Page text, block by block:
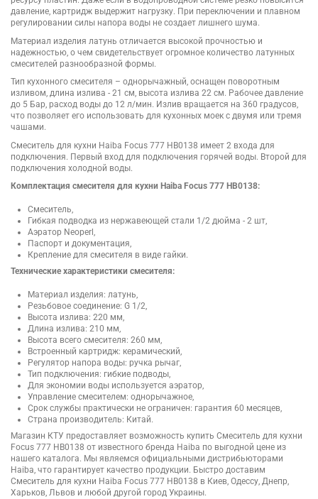
давление, картридж выдержит нагрузку. При переключении и плавном
регулировании силы напора воды не создает лишнего шума.
Материал изделия латунь отличается высокой прочностью и
надежностью, о чем свидетельствует огромное количество латунных
смесителей разнообразной формы.
Тип кухонного смесителя – однорычажный, оснащен поворотным
изливом, длина излива - 21 см, высота излива 22 см. Рабочее давление
до 5 Бар, расход воды до 12 л/мин. Излив вращается на 360 градусов,
что позволяет его использовать для кухонных моек с двумя или тремя
чашами.
Смеситель для кухни Haiba Focus 777 HB0138 имеет 2 входа для
подключения. Первый вход для подключения горячей воды. Второй для
подключения холодной воды.
Комплектация смесителя для кухни Haiba Focus 777 HB0138:
Смеситель,
Гибкая подводка из нержавеющей стали 1/2 дюйма - 2 шт,
Аэратор Neoperl,
Паспорт и документация,
Крепление для смесителя в виде гайки.
Технические характеристики смесителя:
Материал изделия: латунь,
Резьбовое соединение: G 1/2,
Высота излива: 220 мм,
Длина излива: 210 мм,
Высота всего смесителя: 260 мм,
Встроенный картридж: керамический,
Регулятор напора воды: ручка рычаг,
Тип подключения: гибкие подводы,
Для экономии воды используется аэратор,
Управление смесителем: однорычажное,
Срок службы практически не ограничен: гарантия 60 месяцев,
Страна производитель: Китай.
Магазин КТУ предоставляет возможность купить Смеситель для кухни
Focus 777 HB0138 от известного бренда Haiba по выгодной цене из
нашего каталога. Мы являемся официальными дистрибьюторами
Haiba, что гарантирует качество продукции. Быстро доставим
Смеситель для кухни Haiba Focus 777 HB0138 в Киев, Одессу, Днепр,
Харьков, Львов и любой другой город Украины.